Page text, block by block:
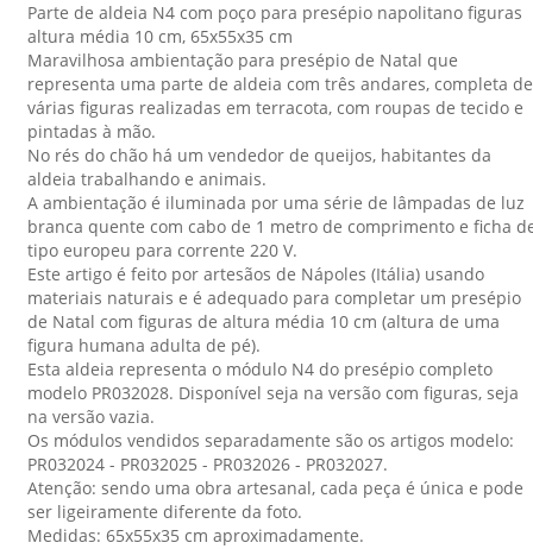
Parte de aldeia N4 com poço para presépio napolitano figuras
altura média 10 cm, 65x55x35 cm
Maravilhosa ambientação para presépio de Natal que
representa uma parte de aldeia com três andares, completa de
várias figuras realizadas em terracota, com roupas de tecido e
pintadas à mão.
No rés do chão há um vendedor de queijos, habitantes da
aldeia trabalhando e animais.
A ambientação é iluminada por uma série de lâmpadas de luz
branca quente com cabo de 1 metro de comprimento e ficha
tipo europeu para corrente 220 V.
Este artigo é feito por artesãos de Nápoles (Itália) usando
materiais naturais e é adequado para completar um presépio
de Natal com figuras de altura média 10 cm (altura de uma
figura humana adulta de pé).
Esta aldeia representa o módulo N4 do presépio completo
modelo PR032028. Disponível seja na versão com figuras, seja
na versão vazia.
Os módulos vendidos separadamente são os artigos modelo:
PR032024 - PR032025 - PR032026 - PR032027.
Atenção: sendo uma obra artesanal, cada peça é única e pode
ser ligeiramente diferente da foto.
Medidas: 65x55x35 cm aproximadamente.